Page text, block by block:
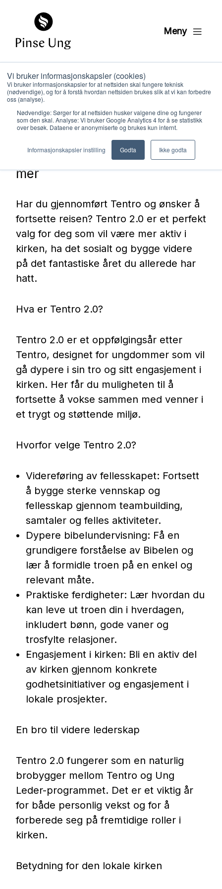
Vi bruker informasjonskapsler (cookies)
Vi bruker informasjonskapsler for at nettsiden skal fungere teknisk
(nødvendige), og for å forstå hvordan nettsiden brukes slik at vi kan forbedre
oss (analyse).
Nødvendige: Sørger for at nettsiden husker valgene dine og fungerer
som den skal. Analyse: Vi bruker Google Analytics 4 for å se statistikk
over besøk. Dataene er anonymiserte og brukes kun internt.
Informasjonskapsler instilling Godta Ikke godta
Meny
Tentro 2.0 – For deg som vil ha
mer
Har du gjennomført Tentro og ønsker å
fortsette reisen? Tentro 2.0 er et perfekt
valg for deg som vil være mer aktiv i
kirken, ha det sosialt og bygge videre
på det fantastiske året du allerede har
hatt.
Hva er Tentro 2.0?
Tentro 2.0 er et oppfølgingsår etter
Tentro, designet for ungdommer som vil
gå dypere i sin tro og sitt engasjement i
kirken. Her får du muligheten til å
fortsette å vokse sammen med venner i
et trygt og støttende miljø.
Hvorfor velge Tentro 2.0?
Videreføring av fellesskapet: Fortsett
å bygge sterke vennskap og
fellesskap gjennom teambuilding,
samtaler og felles aktiviteter.
Dypere bibelundervisning: Få en
grundigere forståelse av Bibelen og
lær å formidle troen på en enkel og
relevant måte.
Praktiske ferdigheter: Lær hvordan du
kan leve ut troen din i hverdagen,
inkludert bønn, gode vaner og
trosfylte relasjoner.
Engasjement i kirken: Bli en aktiv del
av kirken gjennom konkrete
godhetsinitiativer og engasjement i
lokale prosjekter.
En bro til videre lederskap
Tentro 2.0 fungerer som en naturlig
brobygger mellom Tentro og Ung
Leder-programmet. Det er et viktig år
for både personlig vekst og for å
forberede seg på fremtidige roller i
kirken.
Betydning for den lokale kirken
Hva vi gjør
Ressurser
Nettbutikk
Kontakt oss